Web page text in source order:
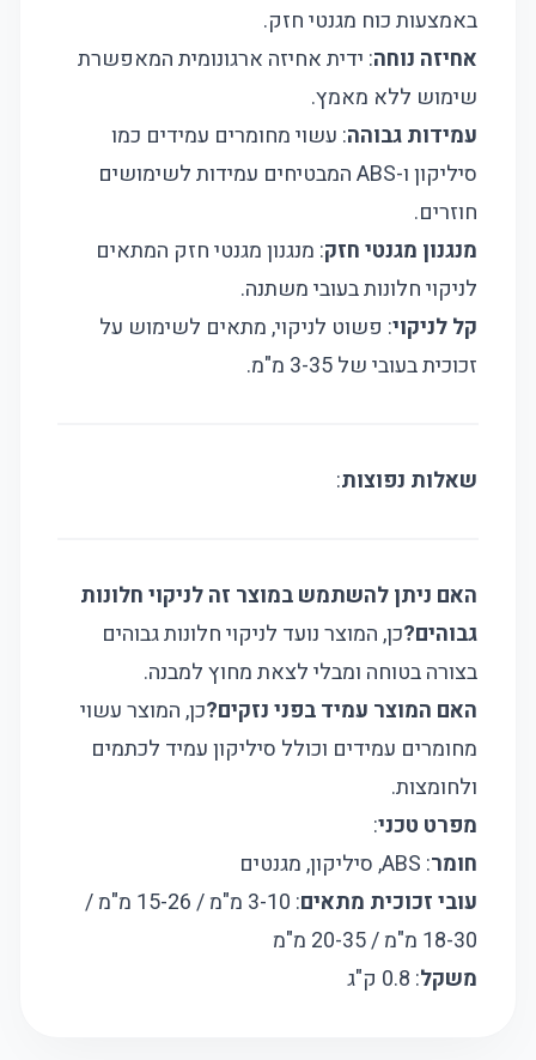
באמצעות כוח מגנטי חזק.
אחיזה נוחה: ידית אחיזה ארגונומית המאפשרת
שימוש ללא מאמץ.
עמידות גבוהה: עשוי מחומרים עמידים כמו
סיליקון ו-ABS המבטיחים עמידות לשימושים
חוזרים.
מנגנון מגנטי חזק: מנגנון מגנטי חזק המתאים
לניקוי חלונות בעובי משתנה.
קל לניקוי: פשוט לניקוי, מתאים לשימוש על
זכוכית בעובי של 3-35 מ"מ.
שאלות נפוצות:
האם ניתן להשתמש במוצר זה לניקוי חלונות
גבוהים?כן, המוצר נועד לניקוי חלונות גבוהים
בצורה בטוחה ומבלי לצאת מחוץ למבנה.
האם המוצר עמיד בפני נזקים?כן, המוצר עשוי
מחומרים עמידים וכולל סיליקון עמיד לכתמים
ולחומצות.
מפרט טכני:
חומר: ABS, סיליקון, מגנטים
עובי זכוכית מתאים
: 3-10 מ"מ / 15-26 מ"מ /
18-30 מ"מ / 20-35 מ"מ
משקל: 0.8 ק"ג